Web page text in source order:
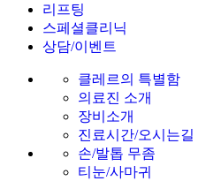
리프팅
스페셜클리닉
상담/이벤트
클레르의 특별함
의료진 소개
장비소개
진료시간/오시는길
손/발톱 무좀
티눈/사마귀